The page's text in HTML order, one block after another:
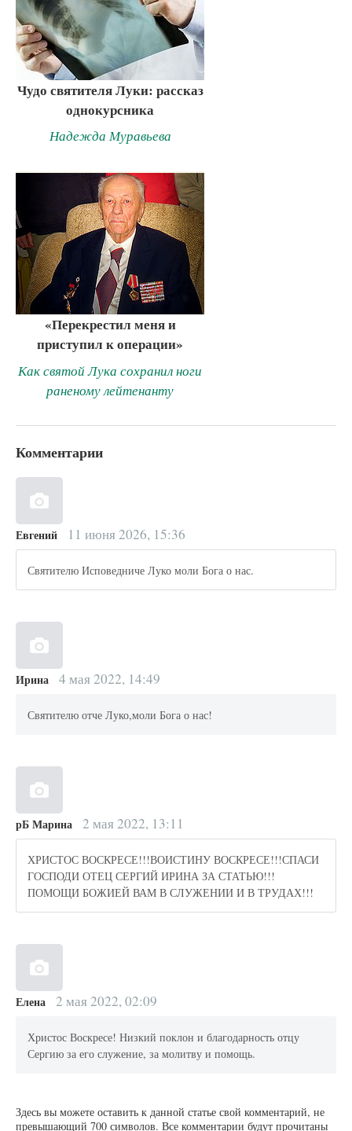
Чудо святителя Луки: рассказ
однокурсника
Надежда Муравьева
«Перекрестил меня и
приступил к операции»
Как святой Лука сохранил ноги
раненому лейтенанту
Комментарии
Евгений 11 июня 2026, 15:36
Святителю Исповедниче Луко моли Бога о нас.
Ирина 4 мая 2022, 14:49
Святителю отче Луко,моли Бога о нас!
рБ Марина 2 мая 2022, 13:11
ХРИСТОС ВОСКРЕСЕ!!!ВОИСТИНУ ВОСКРЕСЕ!!!СПАСИ
ГОСПОДИ ОТЕЦ СЕРГИЙ ИРИНА ЗА СТАТЬЮ!!!
ПОМОЩИ БОЖИЕЙ ВАМ В СЛУЖЕНИИ И В ТРУДАХ!!!
Елена 2 мая 2022, 02:09
Христос Воскресе! Низкий поклон и благодарность отцу
Сергию за его служение, за молитву и помощь.
Здесь вы можете оставить к данной статье свой комментарий, не
превышающий 700 символов. Все комментарии будут прочитаны